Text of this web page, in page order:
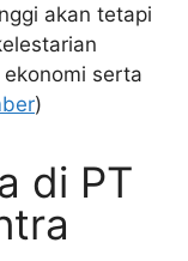
akan tetapi
serta
)
di PT